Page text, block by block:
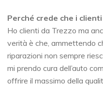
Perché crede che i
Ho clienti da Trezzo ma
verità è che, ammettendo
riparazioni non sempre
mi prendo cura dell’auto
offrire il massimo della